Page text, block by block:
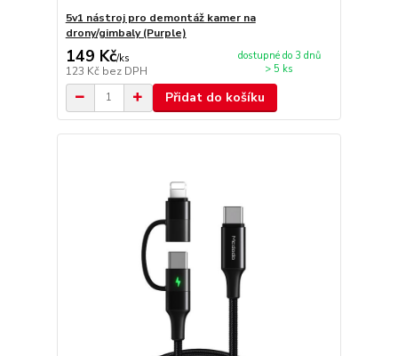
5v1 nástroj pro demontáž kamer na
drony/gimbaly (Purple)
149 Kč/ks
123 Kč bez DPH
dostupné do 3 dnů
> 5 ks
Přidat do košíku